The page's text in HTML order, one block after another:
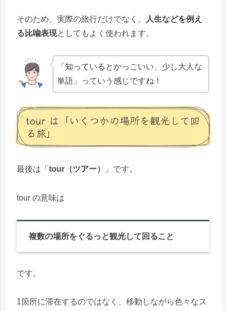
そのため、実際の旅行だけでなく、
人生などを例え
る比喩表現としてもよく使われます。
「知っているとかっこいい、少し大人な
単語」っていう感じですね！
tour は「いくつかの場所を観光して回
る旅」
最後は「 tour（ツアー） 」です。
tour の意味は
複数の場所をぐるっと観光して回ること
です。
1箇所に滞在するのではなく、移動しながら色々なス